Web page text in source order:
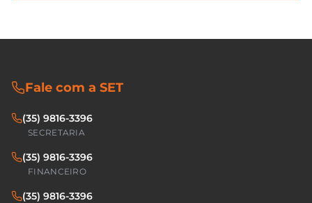
Fale com a SET
(35) 9816-3396
SECRETARIA
(35) 9816-3396
FINANCEIRO
(35) 9816-3396